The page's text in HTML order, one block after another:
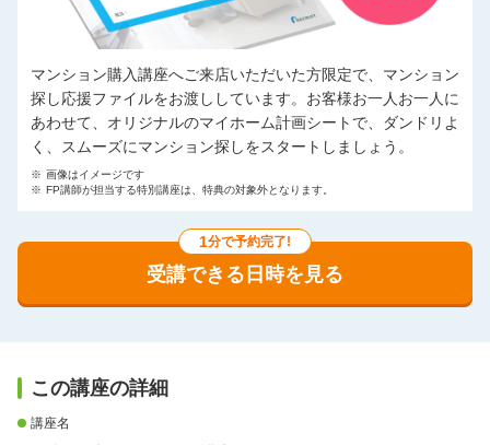
マンション購入講座へご来店いただいた方限定で、マンション
探し応援ファイルをお渡ししています。お客様お一人お一人に
あわせて、オリジナルのマイホーム計画シートで、ダンドリよ
く、スムーズにマンション探しをスタートしましょう。
※ 画像はイメージです
※ FP講師が担当する特別講座は、特典の対象外となります。
1分で予約完了!
受講できる日時を見る
この講座の詳細
講座名